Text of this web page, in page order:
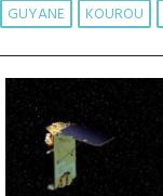
GUYANE
KOUROU